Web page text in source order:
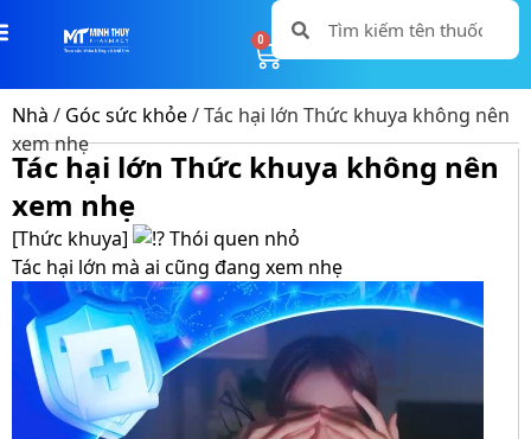
0 0
Nhà / Góc sức khỏe/ Tác hại lớn Thức khuya không nên
xem nhẹ
Tác hại lớn Thức khuya không nên
xem nhẹ
[Thức khuya]
Thói quen nhỏ
Tác hại lớn mà ai cũng đang xem nhẹ